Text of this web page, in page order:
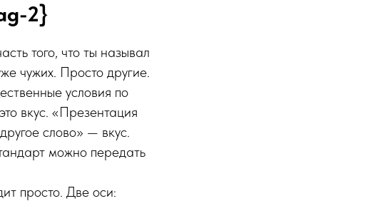
2}
того, что ты называл
чужих. Просто другие.
условия по
вкус. «Презентация
слово» — вкус.
можно передать
просто. Две оси: